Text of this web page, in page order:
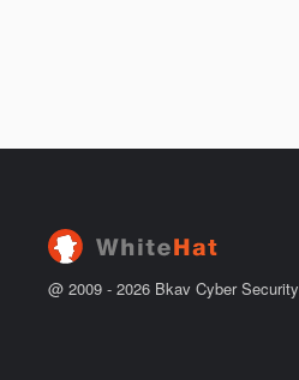
@ 2009 - 2026 Bkav Cyber Security